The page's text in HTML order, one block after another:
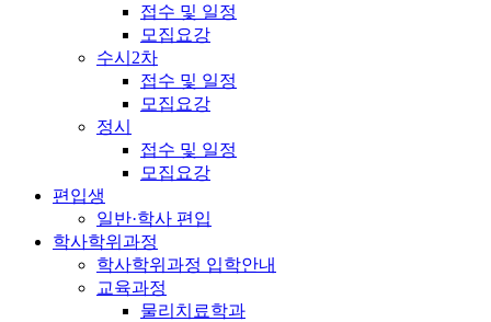
접수 및 일정
모집요강
수시2차
접수 및 일정
모집요강
정시
접수 및 일정
모집요강
편입생
일반·학사 편입
학사학위과정
학사학위과정 입학안내
교육과정
물리치료학과